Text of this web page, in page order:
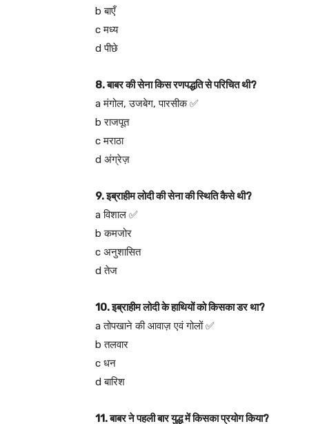
b बाएँ
c मध्य
d पीछे
8. बाबर की सेना किस रणपद्धति से परिचित थी?
a मंगोल, उजबेग, पारसीक ✅
b राजपूत
c मराठा
d अंग्रेज़
9. इब्राहीम लोदी की सेना की स्थिति कैसे थी?
a विशाल ✅
b कमजोर
c अनुशासित
d तेज
10. इब्राहीम लोदी के हाथियों को किसका डर था?
a तोपखाने की आवाज़ एवं गोलों ✅
b तलवार
c धन
d बारिश
11. बाबर ने पहली बार युद्ध में किसका प्रयोग किया?